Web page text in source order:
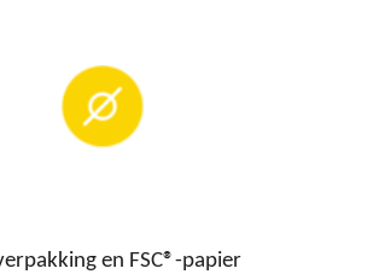
en FSC®-papier